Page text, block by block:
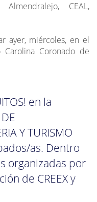
CEAL,
ayer, miércoles, en el
Coronado de
en la
Y TURISMO
as. Dentro
organizadas por
de CREEX y